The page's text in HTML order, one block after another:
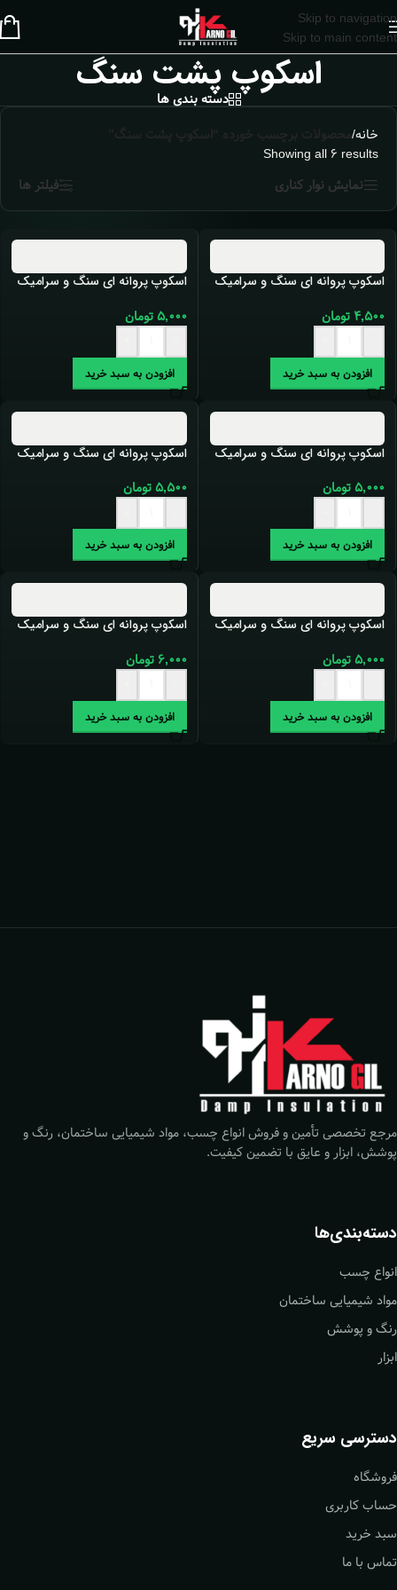
Skip to navigation
Skip to main content
اسکوپ پشت سنگ
دسته بندی ها
خانه/محصولات برچسب خورده “اسکوپ پشت سنگ”
Showing all 6 results
نمایش نوار کناری
فیلتر ها
اسکوپ پروانه ای سنگ و سرامیک
۴,۵۰۰ تومان
افزودن به سبد خرید
اسکوپ پروانه ای سنگ و سرامیک
۵,۰۰۰ تومان
افزودن به سبد خرید
اسکوپ پروانه ای سنگ و سرامیک
۵,۰۰۰ تومان
افزودن به سبد خرید
اسکوپ پروانه ای سنگ و سرامیک
۵,۵۰۰ تومان
افزودن به سبد خرید
اسکوپ پروانه ای سنگ و سرامیک
۵,۰۰۰ تومان
افزودن به سبد خرید
اسکوپ پروانه ای سنگ و سرامیک
۶,۰۰۰ تومان
افزودن به سبد خرید
مرجع تخصصی تأمین و فروش انواع چسب، مواد شیمیایی ساختمان، رنگ و
پوشش، ابزار و عایق با تضمین کیفیت.
دسته‌بندی‌ها
انواع چسب
مواد شیمیایی ساختمان
رنگ و پوشش
ابزار
دسترسی سریع
فروشگاه
حساب کاربری
سبد خرید
تماس با ما